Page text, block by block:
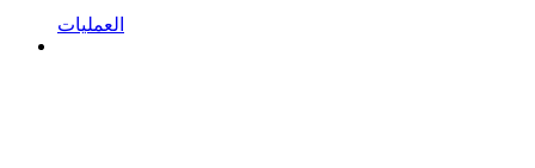
العمليات